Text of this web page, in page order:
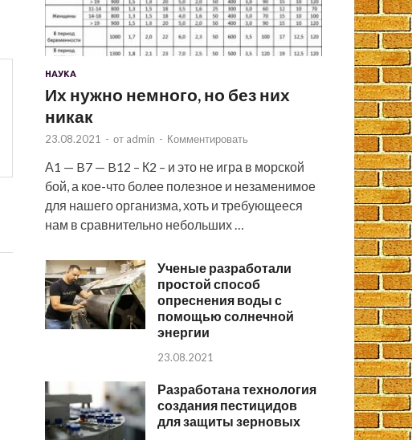
НАУКА
Их нужно немного, но без них
никак
23.08.2021 - от admin - Комментировать
А1 — B7 — B12 – К2 – и это не игра в морской
бой, а кое-что более полезное и незаменимое
для нашего организма, хоть и требующееся
нам в сравнительно небольших …
Ученые разработали
простой способ
опреснения воды с
помощью солнечной
энергии
23.08.2021
Разработана технология
создания пестицидов
для защиты зерновых